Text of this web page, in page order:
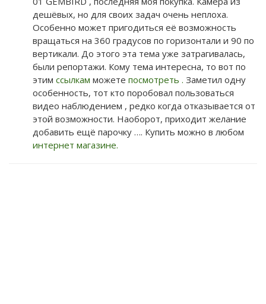
дешёвых, но для своих задач очень неплоха.
Особенно может пригодиться её возможность
вращаться на 360 градусов по горизонтали и 90 по
вертикали. До этого эта тема уже затрагивалась,
были репортажи. Кому тема интересна, то вот по
этим ссылкам можете посмотреть . Заметил одну
особенность, тот кто поробовал пользоваться
видео наблюдением , редко когда отказывается от
этой возможности. Наоборот, приходит желание
добавить ещё парочку …. Купить можно в любом
интернет магазине.